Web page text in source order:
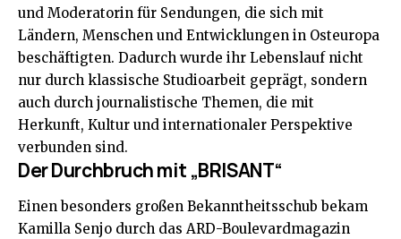
und Moderatorin für Sendungen, die sich mit
Ländern, Menschen und Entwicklungen in Osteuropa
beschäftigten. Dadurch wurde ihr Lebenslauf nicht
nur durch klassische Studioarbeit geprägt, sondern
auch durch journalistische Themen, die mit
Herkunft, Kultur und internationaler Perspektive
verbunden sind.
Der Durchbruch mit „BRISANT“
Einen besonders großen Bekanntheitsschub bekam
Kamilla Senjo durch das ARD-Boulevardmagazin